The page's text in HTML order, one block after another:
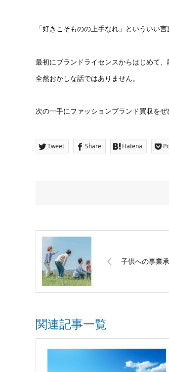
「好きこそものの上手なれ」といういい言
最初にブランドライセンスからはじめて
全然おかしな話ではありません。
次の一手にファッションブランド買収をぜ
Tweet Share Hatena
子供への事業
関連記事一覧